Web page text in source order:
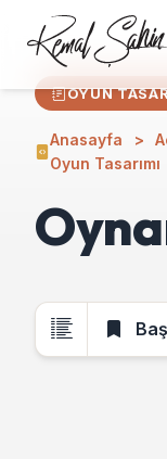
OYUN
Anasayfa
Oyun Tasarımı